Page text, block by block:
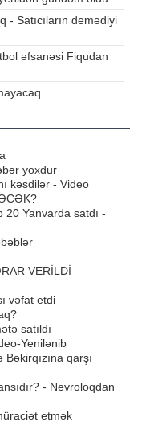
Satıcıların demədiyi
əfsanəsi Fiqudan
yoxdur
kəsdilər - Video
20 Yanvarda satdı -
VERİLDİ
vəfat etdi
satıldı
Yenilənib
qarşı
- Nevroloqdan
etmək